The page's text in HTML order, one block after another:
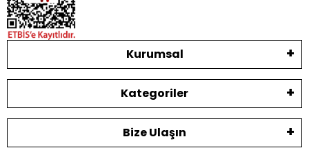
Kurumsal
Kategoriler
Bize Ulaşın